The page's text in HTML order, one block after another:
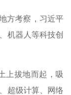
方考察，习近平
机器人等科技创
上拔地而起，吸
超级计算、网络